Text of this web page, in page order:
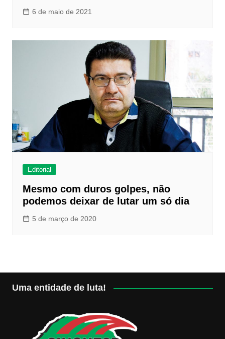
6 de maio de 2021
Editorial
Mesmo com duros golpes, não
podemos deixar de lutar um só dia
5 de março de 2020
Uma entidade de luta!